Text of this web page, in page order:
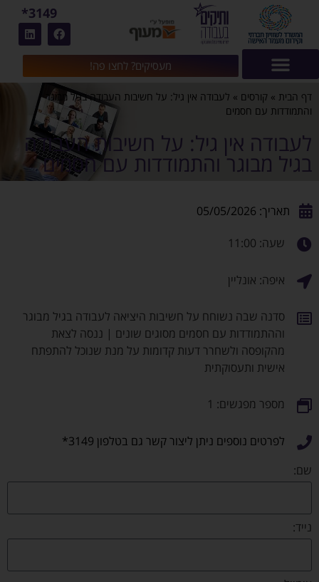
מעסיקים? לחצו פה!
3149*
דף הבית » קורסים » לעבודה אין גיל: על חשיבות העבודה בגיל מבוגר
והתמודדות עם חסמים
לעבודה אין גיל: על חשיבות העבודה
בגיל מבוגר והתמודדות עם חסמים
תאריך: 05/05/2026
שעה: 11:00
איפה: אונליין
סדנה שבה נשוחח על חשיבות היציאה לעבודה בגיל מבוגר
וההתמודדות עם חסמים מסוגים שונים | ננסה לצאת
מהקופסה ולשחרר דעות קדומות על מנת שנוכל להתפתח
אישית ותעסוקתית
מספר מפגשים: 1
לפרטים נוספים ניתן ליצור קשר גם בטלפון 3149*
שם:
נייד: